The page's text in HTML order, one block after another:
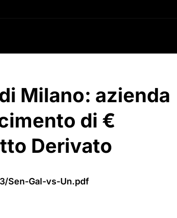
Milano: azienda
di €
Derivato
Sen-Gal-vs-Un.pdf